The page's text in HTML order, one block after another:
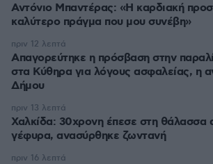
Αντόνιο Μπαντέρας: «Η καρδιακή
καλύτερο πράγμα που μου συνέβη»
Απαγορεύτηκε η πρόσβαση στην
στα Κύθηρα για λόγους ασφαλείας, η
Δήμου
πριν 12 λεπτά
Χαλκίδα: 30χρονη έπεσε στη θάλασσα
γέφυρα, ανασύρθηκε ζωντανή
πριν 13 λεπτά
πριν 16 λεπτά